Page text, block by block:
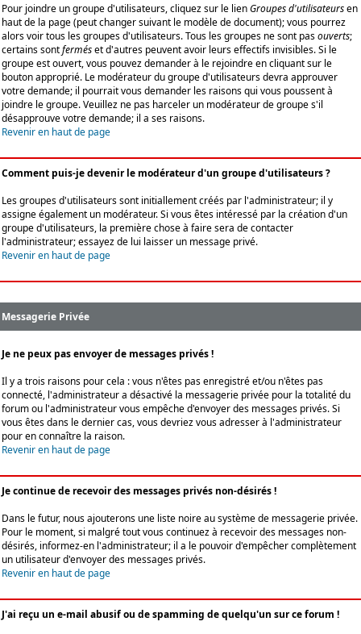
Pour joindre un groupe d'utilisateurs, cliquez sur le lienGroupes d'utilisateursen
haut de la page (peut changer suivant le modèle de document); vous pourrez
alors voir tous les groupes d'utilisateurs. Tous les groupes ne sont pasouverts;
certains sontferméset d'autres peuvent avoir leurs effectifs invisibles. Si le
groupe est ouvert, vous pouvez demander à le rejoindre en cliquant sur le
bouton approprié. Le modérateur du groupe d'utilisateurs devra approuver
votre demande; il pourrait vous demander les raisons qui vous poussent à
joindre le groupe. Veuillez ne pas harceler un modérateur de groupe s'il
désapprouve votre demande; il a ses raisons.
Revenir en haut de page
Comment puis-je devenir le modérateur d'un groupe d'utilisateurs ?
Les groupes d'utilisateurs sont initiallement créés par l'administrateur; il y
assigne également un modérateur. Si vous êtes intéressé par la création d'un
groupe d'utilisateurs, la première chose à faire sera de contacter
l'administrateur; essayez de lui laisser un message privé.
Revenir en haut de page
Messagerie Privée
Je ne peux pas envoyer de messages privés !
Il y a trois raisons pour cela : vous n'êtes pas enregistré et/ou n'êtes pas
connecté, l'administrateur a désactivé la messagerie privée pour la totalité du
forum ou l'administrateur vous empêche d'envoyer des messages privés. Si
vous êtes dans le dernier cas, vous devriez vous adresser à l'administrateur
pour en connaître la raison.
Revenir en haut de page
Je continue de recevoir des messages privés non-désirés !
Dans le futur, nous ajouterons une liste noire au système de messagerie privée.
Pour le moment, si malgré tout vous continuez à recevoir des messages non-
désirés, informez-en l'administrateur; il a le pouvoir d'empêcher complètement
un utilisateur d'envoyer des messages privés.
Revenir en haut de page
J'ai reçu un e-mail abusif ou de spamming de quelqu'un sur ce forum !